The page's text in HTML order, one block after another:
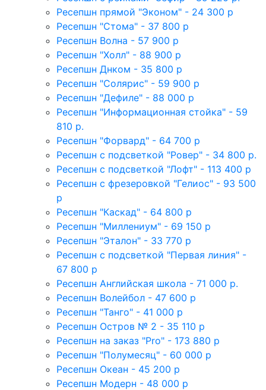
Ресепшн прямой "Эконом" - 24 300 р
Ресепшн "Стома" - 37 800 р
Ресепшн Волна - 57 900 р
Ресепшн "Холл" - 88 900 р
Ресепшн Днком - 35 800 р
Ресепшн "Солярис" - 59 900 р
Ресепшн "Дефиле" - 88 000 р
Ресепшн "Информационная стойка" - 59
810 р.
Ресепшн "Форвард" - 64 700 р
Ресепшн с подсветкой "Ровер" - 34 800 р.
Ресепшн с подсветкой "Лофт" - 113 400 р
Ресепшн с фрезеровкой "Гелиос" - 93 500
р
Ресепшн "Каскад" - 64 800 р
Ресепшн "Миллениум" - 69 150 р
Ресепшн "Эталон" - 33 770 р
Ресепшн с подсветкой "Первая линия" -
67 800 р
Ресепшн Английская школа - 71 000 р.
Ресепшн Волейбол - 47 600 р
Ресепшн "Танго" - 41 000 р
Ресепшн Остров № 2 - 35 110 р
Ресепшн на заказ "Pro" - 173 880 р
Ресепшн "Полумесяц" - 60 000 р
Ресепшн Океан - 45 200 р
Ресепшн Модерн - 48 000 р